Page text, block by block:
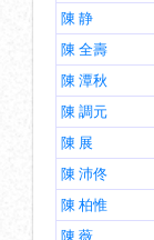
陳 静
陳 全壽
陳 潭秋
陳 調元
陳 展
陳 沛佟
陳 柏惟
陳 薇